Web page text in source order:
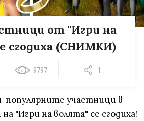
от "Игри на
сгодиха (СНИМКИ)
9797 1
популярните участници в
"Игри на волята" се сгодиха!